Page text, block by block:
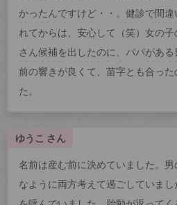
かったんですけど・・。健診で間
れてからは、安心して（笑）女の
さん候補を出したのに、パパがあ
前の響きが良くて、苗字とも合っ
た。
ゆうこ さん
名前は産む前に決めていました。
なように両方考えて過ごしていま